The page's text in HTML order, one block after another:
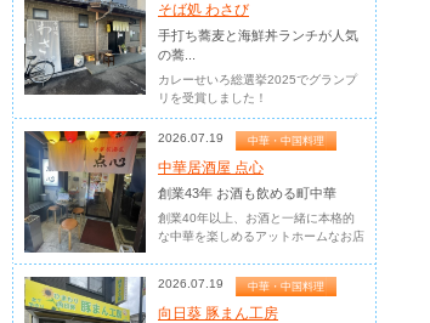
そば処 わさび
手打ち蕎麦と海鮮丼ランチが人気
の蕎...
カレーせいろ総選挙2025でグランプ
リを受賞しました！
2026.07.19 中華・中国料理
中華居酒屋 点心
創業43年 お酒も飲める町中華
創業40年以上、お酒と一緒に本格的
な中華を楽しめるアットホームなお店
2026.07.19 中華・中国料理
向日葵 豚まん工房